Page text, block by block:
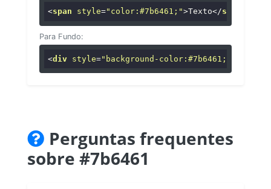
<span style="color:#7b6461;">Texto</span
Para Fundo:
<div style="background-color:#7b6461;"
Perguntas frequentes
sobre #7b6461